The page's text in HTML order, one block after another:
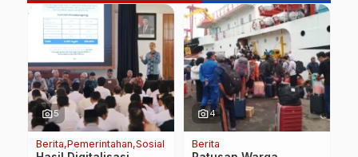
photo_camera5
Berita Pemerintahan Sosial
photo_camera4
Berita